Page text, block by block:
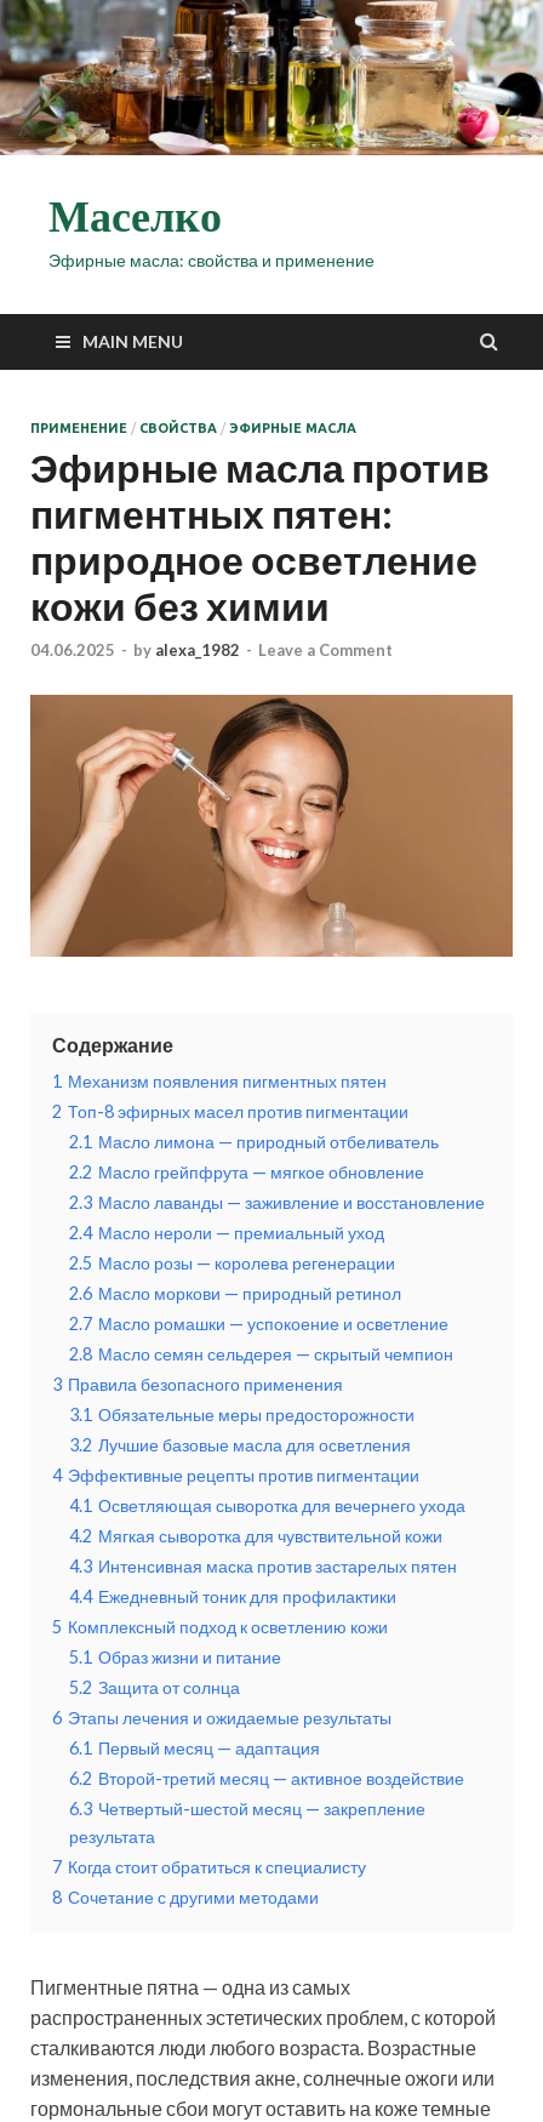
Маселко
Эфирные масла: свойства и применение
MAIN MENU
ПРИМЕНЕНИЕ / СВОЙСТВА / ЭФИРНЫЕ МАСЛА
Эфирные масла против
пигментных пятен:
природное осветление
кожи без химии
04.06.2025 - by alexa_1982 - Leave a Comment
Содержание
1 Механизм появления пигментных пятен
2 Топ-8 эфирных масел против пигментации
2.1 Масло лимона — природный отбеливатель
2.2 Масло грейпфрута — мягкое обновление
2.3 Масло лаванды — заживление и восстановление
2.4 Масло нероли — премиальный уход
2.5 Масло розы — королева регенерации
2.6 Масло моркови — природный ретинол
2.7 Масло ромашки — успокоение и осветление
2.8 Масло семян сельдерея — скрытый чемпион
3 Правила безопасного применения
3.1 Обязательные меры предосторожности
3.2 Лучшие базовые масла для осветления
4 Эффективные рецепты против пигментации
4.1 Осветляющая сыворотка для вечернего ухода
4.2 Мягкая сыворотка для чувствительной кожи
4.3 Интенсивная маска против застарелых пятен
4.4 Ежедневный тоник для профилактики
5 Комплексный подход к осветлению кожи
5.1 Образ жизни и питание
5.2 Защита от солнца
6 Этапы лечения и ожидаемые результаты
6.1 Первый месяц — адаптация
6.2 Второй-третий месяц — активное воздействие
6.3 Четвертый-шестой месяц — закрепление
результата
7 Когда стоит обратиться к специалисту
8 Сочетание с другими методами
Пигментные пятна — одна из самых
распространенных эстетических проблем, с которой
сталкиваются люди любого возраста. Возрастные
изменения, последствия акне, солнечные ожоги или
гормональные сбои могут оставить на коже темные